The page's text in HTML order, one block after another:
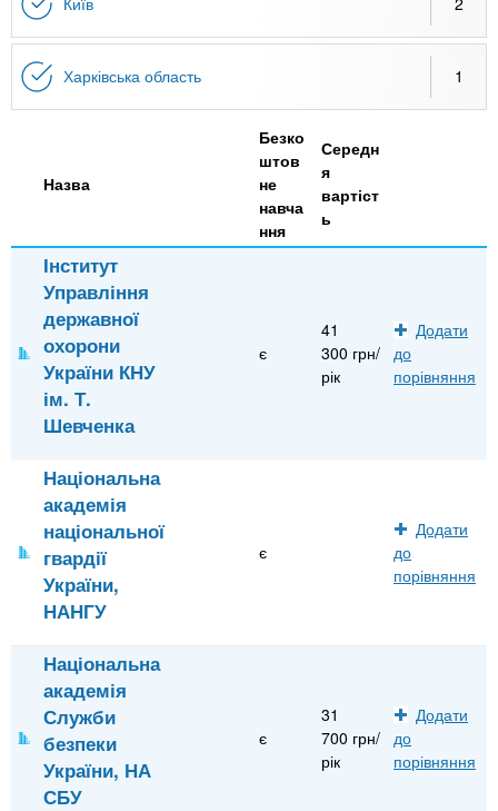
n
t
s
i
n
f
o
х
а
Онлайн курси
За кордоном
Харківська область 1
Назва
Безко
штов
не
навча
ння
Середн
я
вартіст
ь
Інститут
Управління
державної
охорони
України КНУ
ім. Т.
Шевченка
є
41
300 грн/
рік
Додати
до
порівняння
Національна
академія
національної
гвардії
України,
НАНГУ
є
Додати
до
порівняння
Національна
академія
Служби
безпеки
України, НА
СБУ
є
31
700 грн/
рік
Додати
до
порівняння